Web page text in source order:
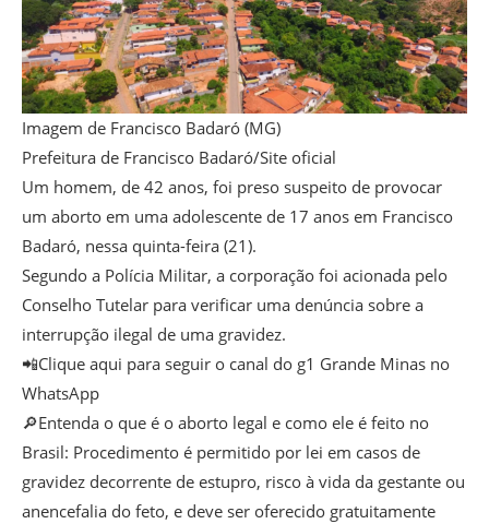
Imagem de Francisco Badaró (MG)
Prefeitura de Francisco Badaró/Site oficial
Um homem, de 42 anos, foi preso suspeito de provocar
um aborto em uma adolescente de 17 anos em Francisco
Badaró, nessa quinta-feira (21).
Segundo a Polícia Militar, a corporação foi acionada pelo
Conselho Tutelar para verificar uma denúncia sobre a
interrupção ilegal de uma gravidez.
📲Clique aqui para seguir o canal do g1 Grande Minas no
WhatsApp
🔎Entenda o que é o aborto legal e como ele é feito no
Brasil: Procedimento é permitido por lei em casos de
gravidez decorrente de estupro, risco à vida da gestante ou
anencefalia do feto, e deve ser oferecido gratuitamente